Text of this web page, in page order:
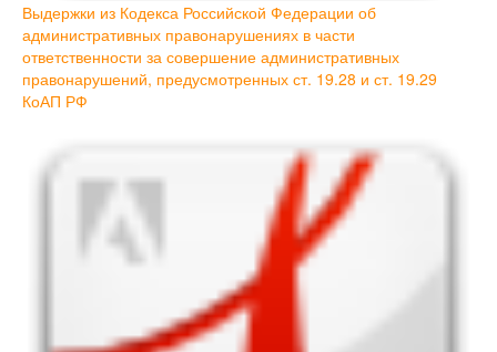
Выдержки из Кодекса Российской Федерации об
административных правонарушениях в части
ответственности за совершение административных
правонарушений, предусмотренных ст. 19.28 и ст. 19.29
КоАП РФ